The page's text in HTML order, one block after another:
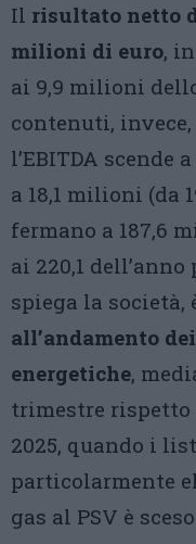
Il risultato netto
milioni di euro,
ai 9,9 milioni
contenuti,
l’EBITDA scende
a 18,1 milioni (da
fermano a 187,6
ai 220,1
spiega la
all’andamento
energetiche,
trimestre rispetto
2025, quando i
particolarmente
gas al PSV è